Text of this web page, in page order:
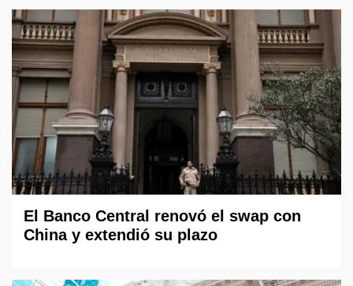
El Banco Central renovó el swap con
China y extendió su plazo